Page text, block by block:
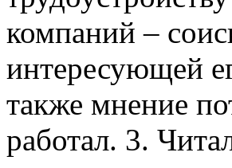
компаний –
интересующей
также мнение
работал. 3.